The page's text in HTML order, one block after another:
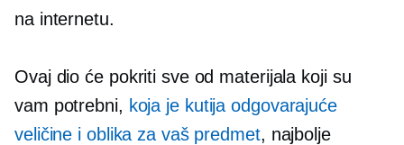
na internetu.
Ovaj dio će pokriti sve od materijala koji su
vam potrebni, koja je kutija odgovarajuće
veličine i oblika za vaš predmet, najbolje